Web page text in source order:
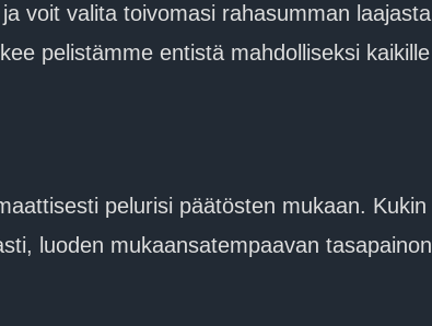
voit valita toivomasi rahasumman laajasta
pelistämme entistä mahdolliseksi kaikille
pelurisi päätösten mukaan. Kukin
luoden mukaansatempaavan tasapainon